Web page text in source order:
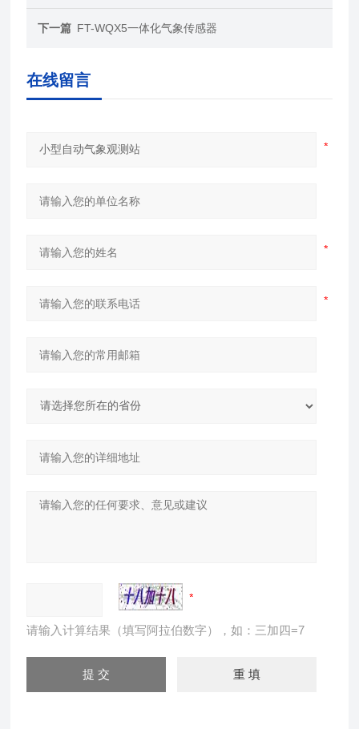
下一篇 FT-WQX5一体化气象传感器
在线留言
请输入计算结果（填写阿拉伯数字），如：三加四=7